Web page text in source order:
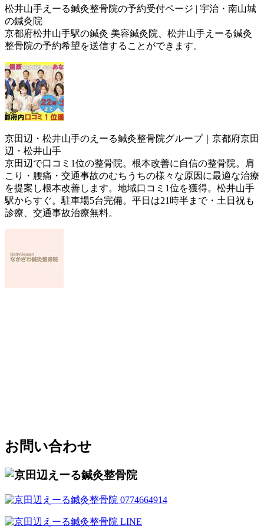
松井山手えーる鍼灸整骨院の予約受付ページ | 宇治・南山城
の鍼灸院
京都府松井山手駅の鍼灸 美容鍼灸院、松井山手えーる鍼灸
整骨院の予約希望を送信することができます。
京田辺・松井山手のえーる鍼灸整骨院グループ｜京都府京田
辺・松井山手
京田辺で口コミ1位の整骨院。根本改善に自信の整骨院。肩
こり・腰痛・交通事故のむちうちの様々な原因に最適な治療
を提案し根本改善します。地域口コミ1位を獲得。松井山手
駅からすぐ。駐車場5台完備。平日は21時半まで・土日祝も
診療、交通事故治療無料。
お問い合わせ